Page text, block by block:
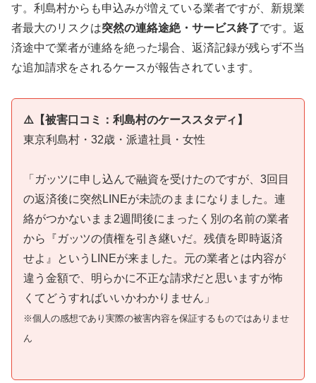
す。利島村からも申込みが増えている業者ですが、新規業
者最大のリスクは突然の連絡途絶・サービス終了です。返
済途中で業者が連絡を絶った場合、返済記録が残らず不当
な追加請求をされるケースが報告されています。
⚠️【被害口コミ：利島村のケーススタディ】
東京利島村・32歳・派遣社員・女性
「ガッツに申し込んで融資を受けたのですが、3回目
の返済後に突然LINEが未読のままになりました。連
絡がつかないまま2週間後にまったく別の名前の業者
から『ガッツの債権を引き継いだ。残債を即時返済
せよ』というLINEが来ました。元の業者とは内容が
違う金額で、明らかに不正な請求だと思いますが怖
くてどうすればいいかわかりません」
※個人の感想であり実際の被害内容を保証するものではありませ
ん